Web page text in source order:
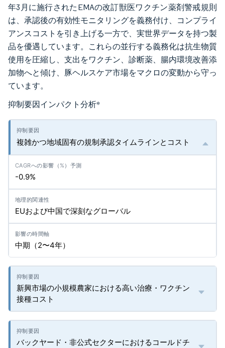
年3月に施行されたEMAの改訂獣医ワクチン薬剤警戒規則
は、承認後の有効性モニタリングを義務付け、コンプライ
アンスコストを引き上げる一方で、実世界データを持つ製
品を優遇しています。これらの並行する義務化は抗生物質
使用を圧縮し、支出をワクチン、診断薬、腸内環境改善添
加物へと傾け、豚ヘルスケア市場をマクロの変動から守っ
ています。
抑制要因インパクト分析*
複雑かつ地域固有の規制承認タイムラインとコスト
-0.9%
EUおよび中国で深刻なグローバル
中期（2〜4年）
新興市場の小規模農家における高い治療・ワクチン
接種コスト
バックヤード・非公式セクターにおけるコールドチ